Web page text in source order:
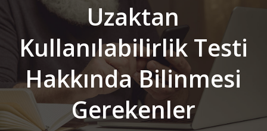
Uzaktan
Kullanılabilirlik Testi
Hakkında Bilinmesi
Gerekenler